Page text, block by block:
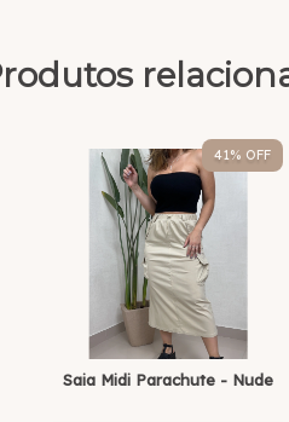
41% OFF
Saia Midi Parachute - Nude